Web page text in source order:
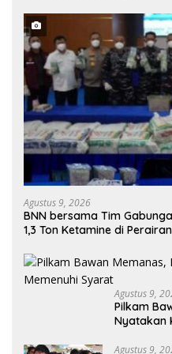
Agustus 9, 2026
BNN bersama Tim
1,3 Ton Ketamine di
Agustus 9,
Pilkam
Nyatakan
Agustus 9,